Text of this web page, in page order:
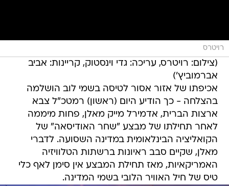
רויטרס
(צילום: רויטרס, עריכה: גדי וינסטוק, קריינות: אביב
אברמוביץ')
אכיפתו של אזור אסור לטיסה בשמי לוב הושלמה
בהצלחה - כך הודיע היום (ראשון) רמטכ"ל צבא
ארצות הברית, אדמירל מייק מאלן, פחות מיממה
לאחר תחילתו של מבצע "שחר האודיסאה" של
הקואליציה הבינלאומית במדינה השסועה. לדברי
מאלן, שקיים סבב ראיונות ברשתות הטלוויזיה
האמריקאיות, מאז תחילת המבצע אין סימן לאף כלי
טיס של חיל האוויר הלובי בשמי המדינה.